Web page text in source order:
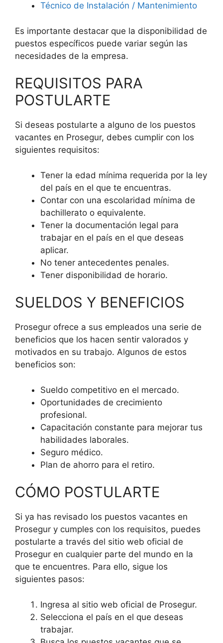
Técnico de Instalación / Mantenimiento
Es importante destacar que la disponibilidad de
puestos específicos puede variar según las
necesidades de la empresa.
REQUISITOS PARA
POSTULARTE
Si deseas postularte a alguno de los puestos
vacantes en Prosegur, debes cumplir con los
siguientes requisitos:
Tener la edad mínima requerida por la ley
del país en el que te encuentras.
Contar con una escolaridad mínima de
bachillerato o equivalente.
Tener la documentación legal para
trabajar en el país en el que deseas
aplicar.
No tener antecedentes penales.
Tener disponibilidad de horario.
SUELDOS Y BENEFICIOS
Prosegur ofrece a sus empleados una serie de
beneficios que los hacen sentir valorados y
motivados en su trabajo. Algunos de estos
beneficios son:
Sueldo competitivo en el mercado.
Oportunidades de crecimiento
profesional.
Capacitación constante para mejorar tus
habilidades laborales.
Seguro médico.
Plan de ahorro para el retiro.
CÓMO POSTULARTE
Si ya has revisado los puestos vacantes en
Prosegur y cumples con los requisitos, puedes
postularte a través del sitio web oficial de
Prosegur en cualquier parte del mundo en la
que te encuentres. Para ello, sigue los
siguientes pasos:
Ingresa al sitio web oficial de Prosegur.
Selecciona el país en el que deseas
trabajar.